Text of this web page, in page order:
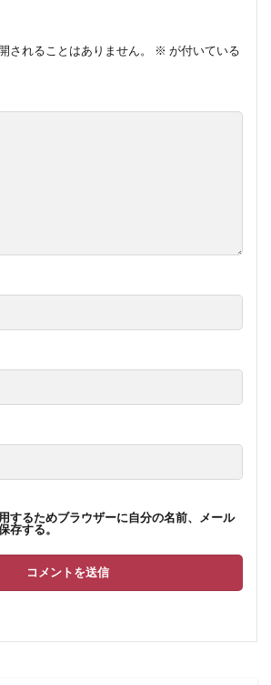
されることはありません。 ※ が付いている
するためブラウザーに自分の名前、メール
存する。